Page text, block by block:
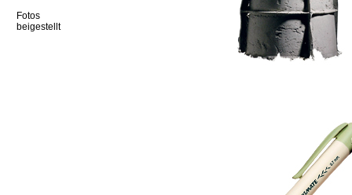
Fotos
beigestellt